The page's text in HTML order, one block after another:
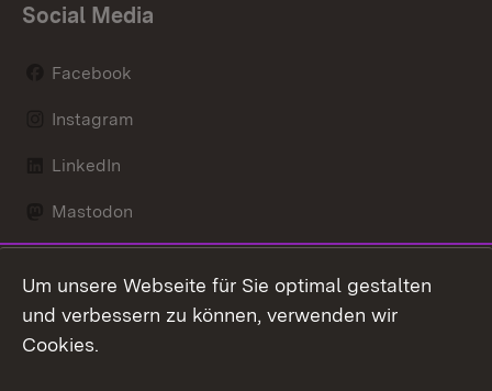
Social Media
Facebook
Instagram
LinkedIn
Mastodon
X / Twitter
Youtube
Um unsere Webseite für Sie optimal gestalten
und verbessern zu können, verwenden wir
Cookies.